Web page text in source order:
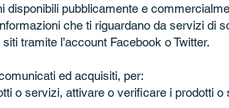
disponibili pubblicamente e
che ti riguardano da servizi di
tramite l’account Facebook o Twitter.
ed acquisiti, per:
o servizi, attivare o verificare i prodotti